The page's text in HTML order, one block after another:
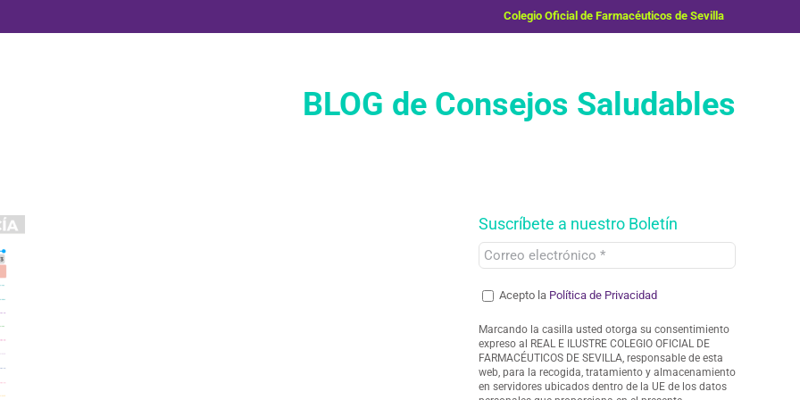
Colegio Oficial de Farmacéuticos de Sevilla
BLOG de Consejos Saludables
Suscríbete a nuestro Boletín
Acepto la Política de Privacidad
Marcando la casilla usted otorga su consentimiento
expreso al REAL E ILUSTRE COLEGIO OFICIAL DE
FARMACÉUTICOS DE SEVILLA, responsable de esta
web, para la recogida, tratamiento y almacenamiento
en servidores ubicados dentro de la UE de los datos